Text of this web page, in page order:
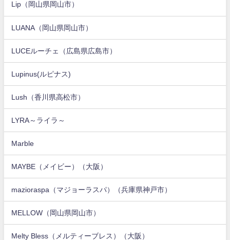
Lip（岡山県岡山市）
LUANA（岡山県岡山市）
LUCEルーチェ（広島県広島市）
Lupinus(ルピナス)
Lush（香川県高松市）
LYRA～ライラ～
Marble
MAYBE（メイビー）（大阪）
mazioraspa（マジョーラスパ）（兵庫県神戸市）
MELLOW（岡山県岡山市）
Melty Bless（メルティーブレス）（大阪）